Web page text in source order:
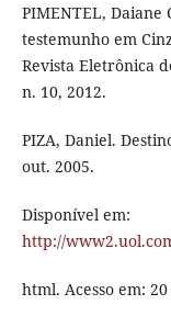
PIMENTEL,
testemunho em
Revista Eletrônica
n. 10, 2012.
PIZA, Daniel.
out. 2005.
Disponível em:
http://
html. Acesso em: